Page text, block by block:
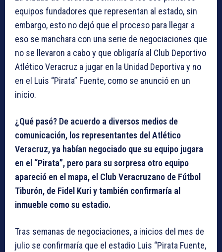
equipos fundadores que representan al estado, sin
embargo, esto no dejó que el proceso para llegar a
eso se manchara con una serie de negociaciones que
no se llevaron a cabo y que obligaría al Club Deportivo
Atlético Veracruz a jugar en la Unidad Deportiva y no
en el Luis “Pirata” Fuente, como se anunció en un
inicio.
¿Qué pasó? De acuerdo a diversos medios de
comunicación, los representantes del Atlético
Veracruz, ya habían negociado que su equipo jugara
en el “Pirata”, pero para su sorpresa otro equipo
apareció en el mapa, el Club Veracruzano de Fútbol
Tiburón, de Fidel Kuri y también confirmaría al
inmueble como su estadio.
Tras semanas de negociaciones, a inicios del mes de
julio se confirmaría que el estadio Luis “Pirata Fuente,